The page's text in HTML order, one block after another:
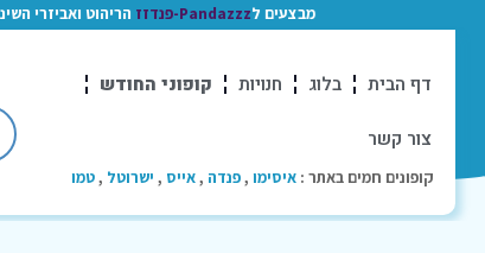
מבצעים לPandazzz-פנדזז הריהוט ואביזרי השינה
דף הבית בלוג חנויות קופוני החודש
צור קשר
קופונים חמים באתר : איסימו ,פנדה ,אייס , ישרוטל ,טמו